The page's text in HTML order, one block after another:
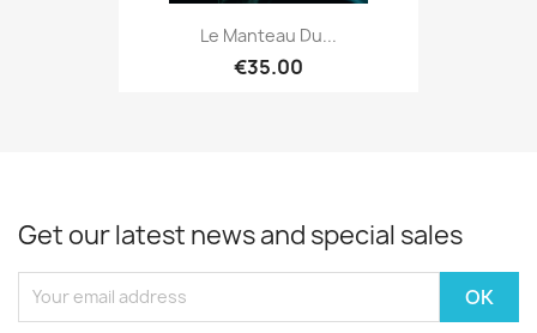
Le Manteau Du...
€35.00
Get our latest news and special sales